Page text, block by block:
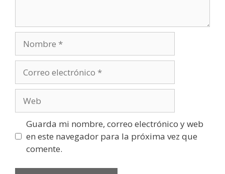
electrónico
Guarda mi nombre, correo electrónico y web
en este navegador para la próxima vez que
comente.